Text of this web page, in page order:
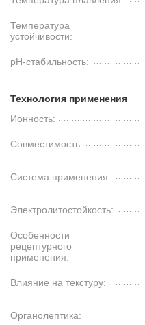
Температура
устойчивости:
pH-стабильность:
Технология применения
Ионность:
Совместимость:
Система применения:
Электролитостойкость:
Особенности
рецептурного
применения:
Влияние на текстуру:
Органолептика: